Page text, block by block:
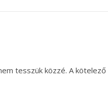
tesszük közzé. A